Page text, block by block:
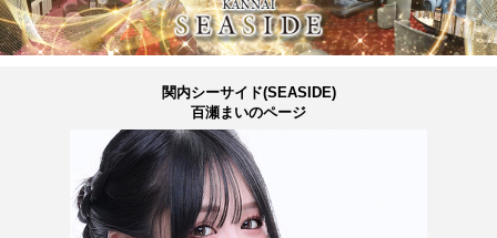
関内シーサイド(SEASIDE)
百瀬まいのページ